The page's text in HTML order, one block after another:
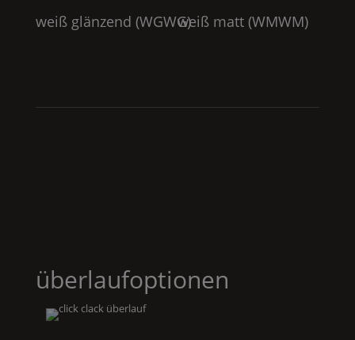
weiß glänzend (WGWG)
weiß matt (WMWM)
überlaufoptionen